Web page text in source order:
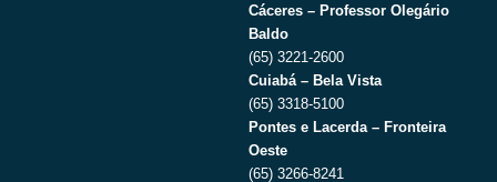
Cáceres – Professor Olegário
Baldo
(65) 3221-2600
Cuiabá – Bela Vista
(65) 3318-5100
Pontes e Lacerda – Fronteira
Oeste
(65) 3266-8241